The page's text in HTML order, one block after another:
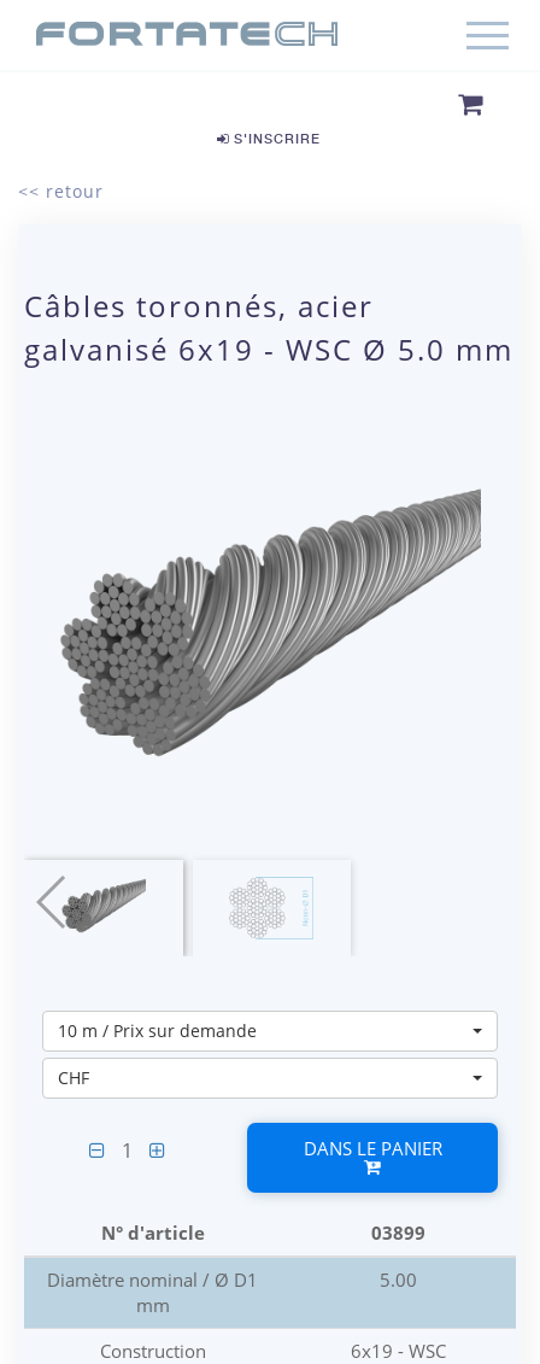
S'INSCRIRE
<< retour
Câbles toronnés, acier
galvanisé 6x19 - WSC Ø 5.0 mm
10 m / Prix sur demande
CHF
1 DANS LE PANIER
N° d'article
03899
Diamètre nominal / Ø D1
mm
5.00
Construction
6x19 - WSC